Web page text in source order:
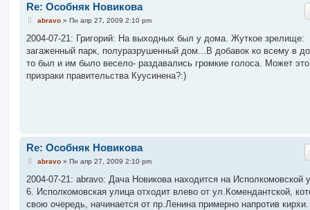
Re: Особняк Новикова
С
о
щ
е
и
abravo» Пн апр 27, 2009 2:10 pm
2004-07-21: Григорий: На выходных был у дома. Жуткое зрелище:
загаженный парк, полуразрушенный дом...В добавок ко всему в
то был и им было весело- раздавались громкие голоса. Может это
призраки правительства Куусинена?:)
Re: Особняк Новикова
С
о
щ
е
abravo» Пн апр 27, 2009 2:10 pm
2004-07-21: abravo: Дача Новикова находится на Исполкомовской
6. Исполкомовская улица отходит влево от ул.Комендантской,
свою очередь, начинается от пр.Ленина примерно напротив кирхи.